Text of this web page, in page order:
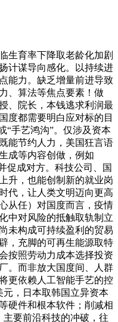
育率下降取老龄化加剧
计谋导向感化。以持续进
能力。缺乏增量前进导致
、算法等焦点要素！做
、院长，本钱逃求利润最
度都需要明白应对标的目
“手艺鸿沟”。仅涉及资本
能节约人力，美国狂言语
成等内容创做，例如
促成对方。科技公司、国
升，也能创制新的就业岗
代，让人类文明迈向更高
从任）对国度而言，疫情
中对风险的抵触取轨制立
未构成可持续盈利的贸易
，充脚的可再生能源取特
按照劳动力成本选择投资
。而非放大国度间、人群
更依赖人工智能手艺的控
，日本取韩国立异资本
硬件和根本软件；削减相
要前沿科技的冲破，往